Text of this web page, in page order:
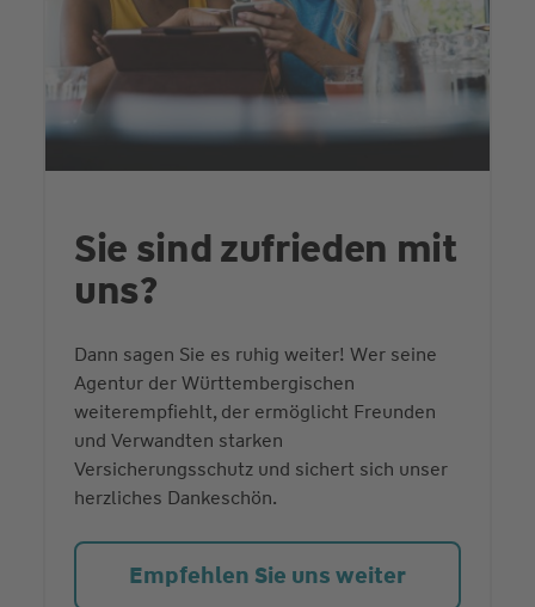
Sie sind zufrieden mit
uns?
Dann sagen Sie es ruhig weiter! Wer seine
Agentur der Württembergischen
weiterempfiehlt, der ermöglicht Freunden
und Verwandten starken
Versicherungsschutz und sichert sich unser
herzliches Dankeschön.
Empfehlen Sie uns weiter